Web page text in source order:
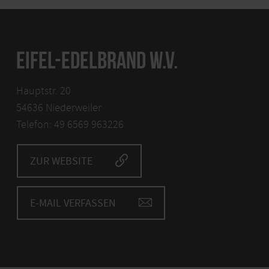
EIFEL-EDELBRAND W.V.
Hauptstr. 20
54636 Niederweiler
Telefon: 49 6569 963226
ZUR WEBSITE
E-MAIL VERFASSEN